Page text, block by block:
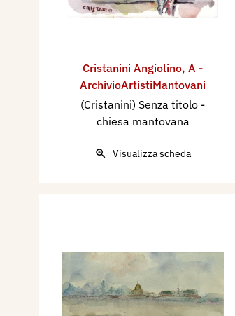
Cristanini Angiolino, A -
ArchivioArtistiMantovani
(Cristanini) Senza titolo -
chiesa mantovana
Visualizza scheda